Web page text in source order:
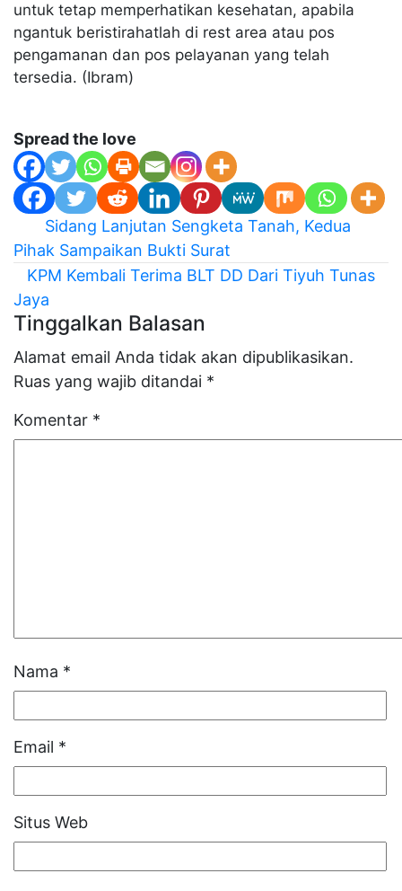
untuk tetap memperhatikan kesehatan, apabila
ngantuk beristirahatlah di rest area atau pos
pengamanan dan pos pelayanan yang telah
tersedia. (Ibram)
Spread the love
Navigasi
pos
Sidang Lanjutan Sengketa Tanah, Kedua
Pihak Sampaikan Bukti Surat
KPM Kembali Terima BLT DD Dari Tiyuh Tunas
Jaya
Tinggalkan Balasan
Alamat email Anda tidak akan dipublikasikan.
Ruas yang wajib ditandai *
Komentar *
Nama *
Email *
Situs Web